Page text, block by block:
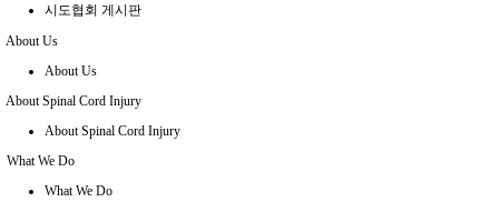
시도협회 게시판
About Us
About Us
About Spinal Cord Injury
About Spinal Cord Injury
What We Do
What We Do